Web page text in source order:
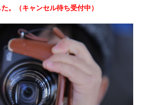
。（キャンセル待ち受付中）